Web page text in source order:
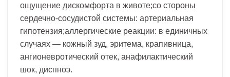
ощущение дискомфорта в животе;со стороны
сердечно-сосудистой системы: артериальная
гипотензия;аллергические реакции: в единичных
случаях — кожный зуд, эритема, крапивница,
ангионевротический отек, анафилактический
шок, диспноэ.